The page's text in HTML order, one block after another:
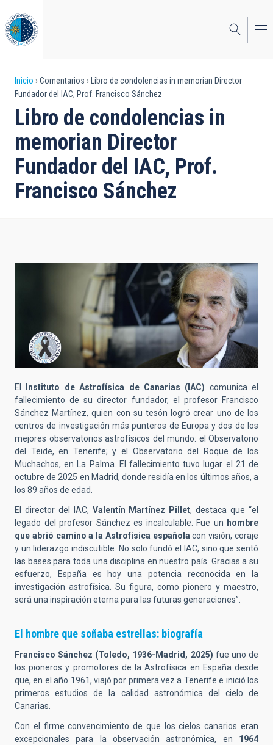
al
contenido
principal
Sobrescribir
enlaces
de
ayuda
a
la
Inicio Comentarios
Libro de condolencias in memorian Director
Fundador del IAC, Prof. Francisco Sánchez
Libro de condolencias in
memorian Director
Fundador del IAC, Prof.
Francisco Sánchez
El Instituto de Astrofísica de Canarias (IAC) comunica el
fallecimiento de su director fundador, el profesor Francisco
Sánchez Martínez, quien con su tesón logró crear uno de los
centros de investigación más punteros de Europa y dos de los
mejores observatorios astrofísicos del mundo: el Observatorio
del Teide, en Tenerife; y el Observatorio del Roque de los
Muchachos, en La Palma. El fallecimiento tuvo lugar el 21 de
octubre de 2025 en Madrid, donde residía en los últimos años, a
los 89 años de edad.
El director del IAC, Valentín Martínez Pillet, destaca que “el
legado del profesor Sánchez es incalculable. Fue un hombre
que abrió camino a la Astrofísica españolacon visión, coraje
y un liderazgo indiscutible. No solo fundó el IAC, sino que sentó
las bases para toda una disciplina en nuestro país. Gracias a su
esfuerzo, España es hoy una potencia reconocida en la
investigación astrofísica. Su figura, como pionero y maestro,
será una inspiración eterna para las futuras generaciones”.
El hombre que soñaba estrellas: biografía
Francisco Sánchez (Toledo, 1936-Madrid, 2025) fue uno de
los pioneros y promotores de la Astrofísica en España desde
que, en el año 1961, viajó por primera vez a Tenerife e inició los
primeros estudios de la calidad astronómica del cielo de
Canarias.
Con el firme convencimiento de que los cielos canarios eran
excepcionales para la observación astronómica, en 1964